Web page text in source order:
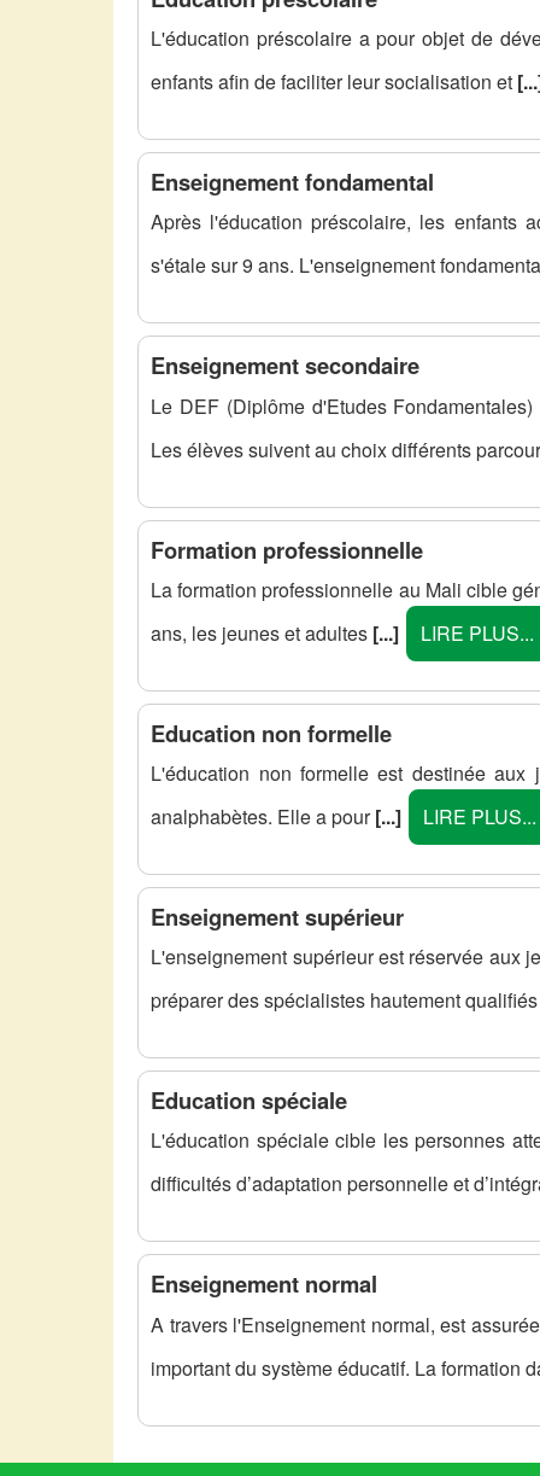
L'éducation préscolaire a pour objet de
enfants afin de faciliter leur socialisation et
Enseignement fondamental
Après l'éducation préscolaire, les enfants
s'étale sur 9 ans. L'enseignement
Enseignement secondaire
Le DEF (Diplôme d'Etudes
Les élèves suivent au choix différents
Formation professionnelle
La formation professionnelle au Mali cible
ans, les jeunes et adultes [...] LIRE PLUS...
Education non formelle
L'éducation non formelle est destinée
analphabètes. Elle a pour[...] LIRE PLUS...
Enseignement supérieur
L'enseignement supérieur est réservée aux
préparer des spécialistes hautement
Education spéciale
L'éducation spéciale cible les personnes
difficultés d’adaptation personnelle et
Enseignement normal
A travers l'Enseignement normal, est
important du système éducatif. La formation